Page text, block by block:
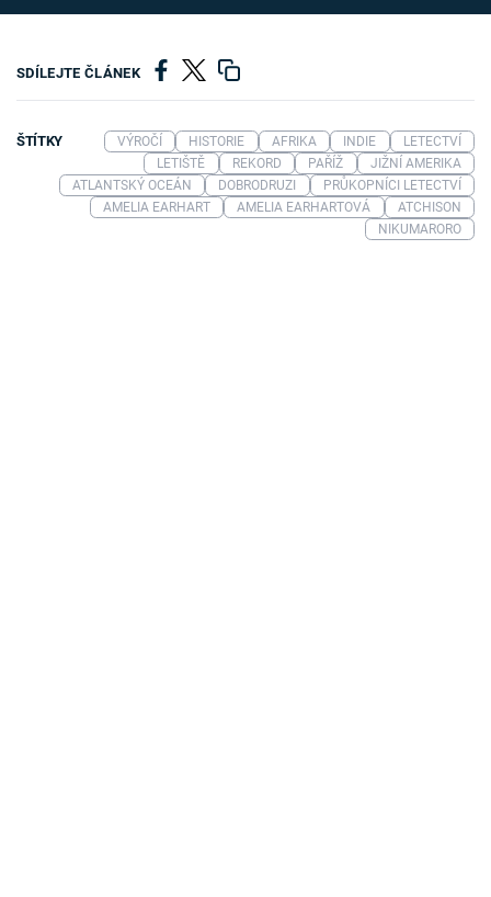
SDÍLEJTE ČLÁNEK
ŠTÍTKY VÝROČÍ HISTORIE AFRIKA INDIE
LETECTVÍ
LETIŠTĚ
REKORD PAŘÍŽ
JIŽNÍ AMERIKA
ATLANTSKÝ OCEÁN
DOBRODRUZI
PRŮKOPNÍCI LETECTVÍ
AMELIA EARHART
AMELIA EARHARTOVÁ
ATCHISON
NIKUMARORO